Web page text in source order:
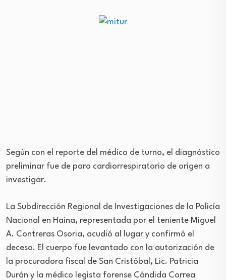
Según con el reporte del médico de turno, el diagnóstico
preliminar fue de paro cardiorrespiratorio de origen a
investigar.
La Subdirección Regional de Investigaciones de la Policía
Nacional en Haina, representada por el teniente Miguel
A. Contreras Osoria, acudió al lugar y confirmó el
deceso. El cuerpo fue levantado con la autorización de
la procuradora fiscal de San Cristóbal, Lic. Patricia
Durán y la médico legista forense Cándida Correa